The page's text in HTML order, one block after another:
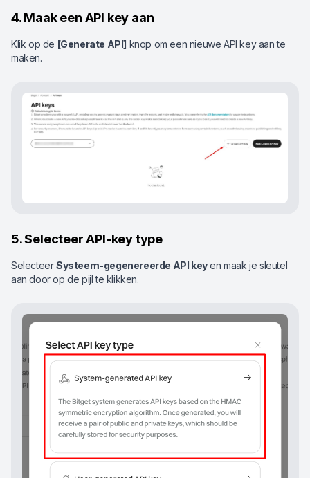
4. Maak een API key aan
Klik op de [Generate API] knop om een nieuwe API key aan te
maken.
5. Selecteer API-key type
SelecteerSysteem-gegenereerde API keyen maak je sleutel
aan door op de pijl te klikken.